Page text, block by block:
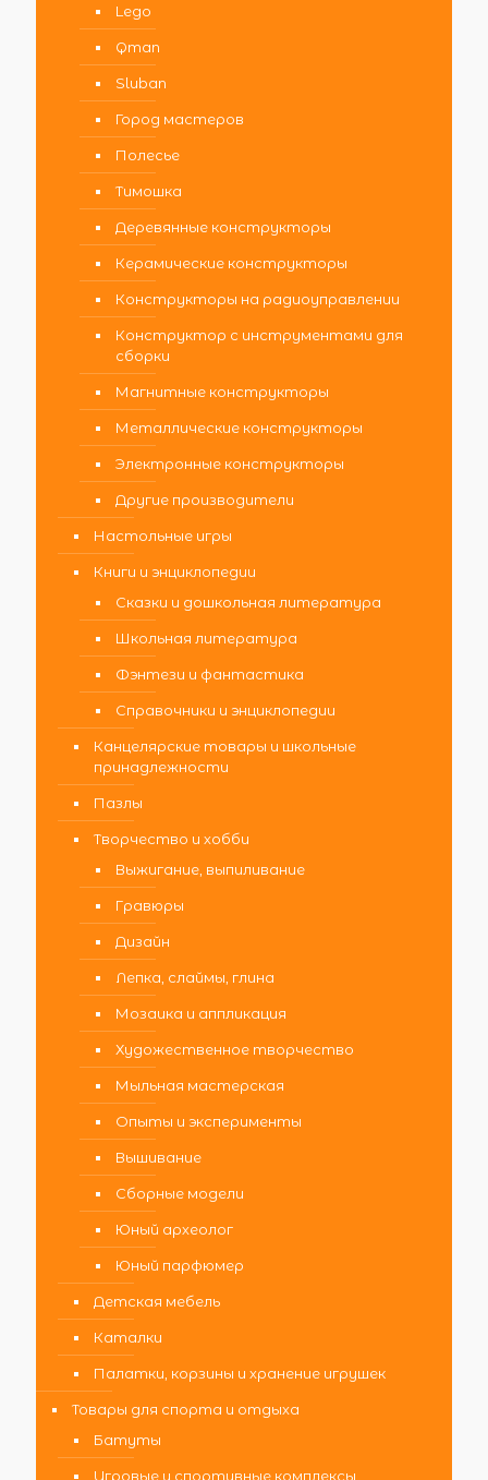
Lego
Qman
Sluban
Город мастеров
Полесье
Тимошка
Деревянные конструкторы
Керамические конструкторы
Конструкторы на радиоуправлении
Конструктор с инструментами для
сборки
Магнитные конструкторы
Металлические конструкторы
Электронные конструкторы
Другие производители
Настольные игры
Книги и энциклопедии
Сказки и дошкольная литература
Школьная литература
Фэнтези и фантастика
Справочники и энциклопедии
Канцелярские товары и школьные
принадлежности
Пазлы
Творчество и хобби
Выжигание, выпиливание
Гравюры
Дизайн
Лепка, слаймы, глина
Мозаика и аппликация
Художественное творчество
Мыльная мастерская
Опыты и эксперименты
Вышивание
Сборные модели
Юный археолог
Юный парфюмер
Детская мебель
Каталки
Палатки, корзины и хранение игрушек
Товары для спорта и отдыха
Батуты
Игровые и спортивные комплексы